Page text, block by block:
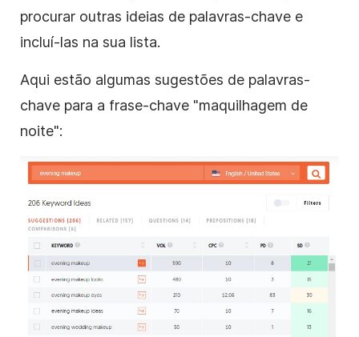
procurar outras ideias de palavras-chave e
incluí-las na sua lista.
Aqui estão algumas sugestões de palavras-
chave para a frase-chave "maquilhagem de
noite":